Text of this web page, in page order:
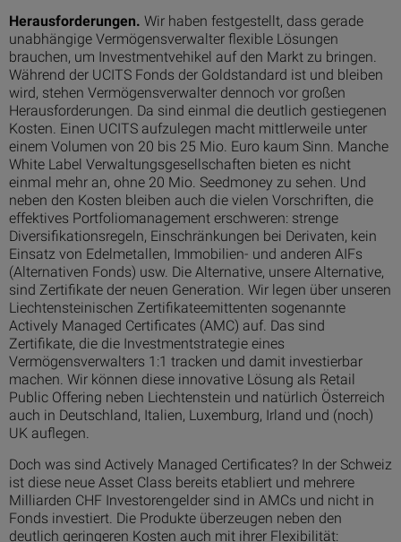
Herausforderungen. Wir haben festgestellt, dass gerade
unabhängige Vermögensverwalter flexible Lösungen
brauchen, um Investmentvehikel auf den Markt zu bringen.
Während der UCITS Fonds der Goldstandard ist und bleiben
wird, stehen Vermögensverwalter dennoch vor großen
Herausforderungen. Da sind einmal die deutlich gestiegenen
Kosten. Einen UCITS aufzulegen macht mittlerweile unter
einem Volumen von 20 bis 25 Mio. Euro kaum Sinn. Manche
White Label Verwaltungsgesellschaften bieten es nicht
einmal mehr an, ohne 20 Mio. Seedmoney zu sehen. Und
neben den Kosten bleiben auch die vielen Vorschriften, die
effektives Portfoliomanagement erschweren: strenge
Diversifikationsregeln, Einschränkungen bei Derivaten, kein
Einsatz von Edelmetallen, Immobilien- und anderen AIFs
(Alternativen Fonds) usw. Die Alternative, unsere Alternative,
sind Zertifikate der neuen Generation. Wir legen über unseren
Liechtensteinischen Zertifikateemittenten sogenannte
Actively Managed Certificates (AMC) auf. Das sind
Zertifikate, die die Investmentstrategie eines
Vermögensverwalters 1:1 tracken und damit investierbar
machen. Wir können diese innovative Lösung als Retail
Public Offering neben Liechtenstein und natürlich Österreich
auch in Deutschland, Italien, Luxemburg, Irland und (noch)
UK auflegen.
Doch was sind Actively Managed Certificates? In der Schweiz
ist diese neue Asset Class bereits etabliert und mehrere
Milliarden CHF Investorengelder sind in AMCs und nicht in
Fonds investiert. Die Produkte überzeugen neben den
deutlich geringeren Kosten auch mit ihrer Flexibilität: